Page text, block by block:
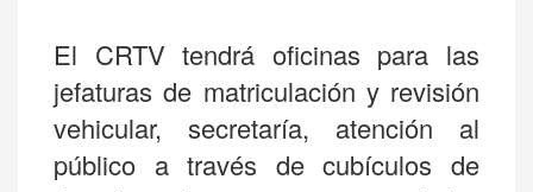
El CRTV tendrá oficinas para las
jefaturas de matriculación y revisión
vehicular, secretaría, atención al
público a través de cubículos de